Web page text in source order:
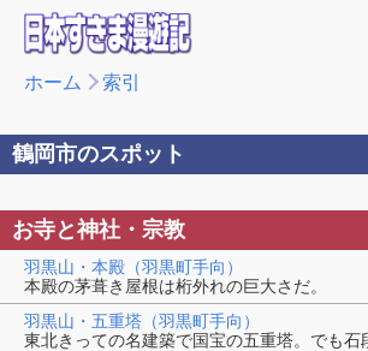
ホーム 索引
鶴岡市のスポット
お寺と神社・宗教
羽黒山・本殿（羽黒町手向）
本殿の茅葺き屋根は桁外れの巨大さだ。
羽黒山・五重塔（羽黒町手向）
東北きっての名建築で国宝の五重塔。でも石